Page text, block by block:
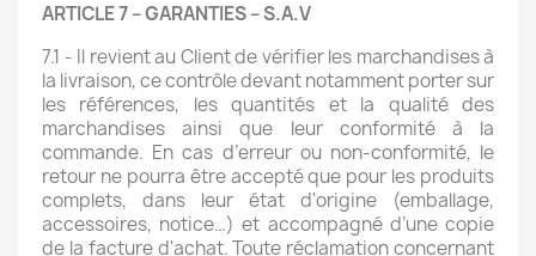
ARTICLE 7 – GARANTIES – S.A.V
7.1 - Il revient au Client de vérifier les marchandises à
la livraison, ce contrôle devant notamment porter sur
les références, les quantités et la qualité des
marchandises ainsi que leur conformité à la
commande. En cas d’erreur ou non-conformité, le
retour ne pourra être accepté que pour les produits
complets, dans leur état d'origine (emballage,
accessoires, notice…) et accompagné d’une copie
de la facture d'achat. Toute réclamation concernant